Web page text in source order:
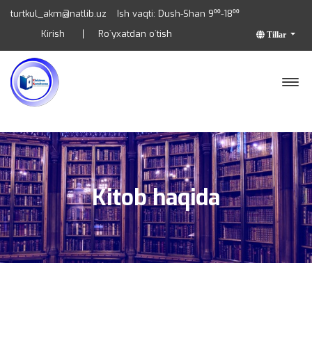
turtkul_akm@natlib.uz Ish vaqti: Dush-Shan 9⁰⁰-18⁰⁰
Tillar
Kirish Ro`yxatdan o`tish
Kitob haqida